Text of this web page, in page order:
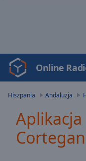
Video
Player
Play
Video
Online
Hiszpania Andaluzja
Aplikacja